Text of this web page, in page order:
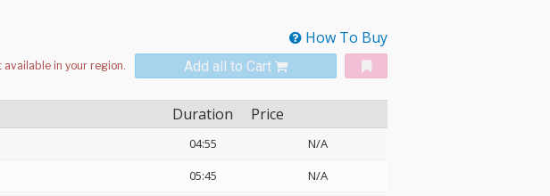
How To Buy
Add all to Cart
Duration Price
04:55
N/A
05:45
N/A